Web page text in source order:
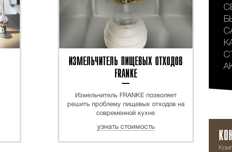
ИЗМЕЛЬЧИТЕЛЬ ПИЩЕВЫХ ОТХОДОВ
FRANKE
Измельчитель FRANKE позволяет
решить проблему пищевых отходов на
современной кухне
узнать стоимость